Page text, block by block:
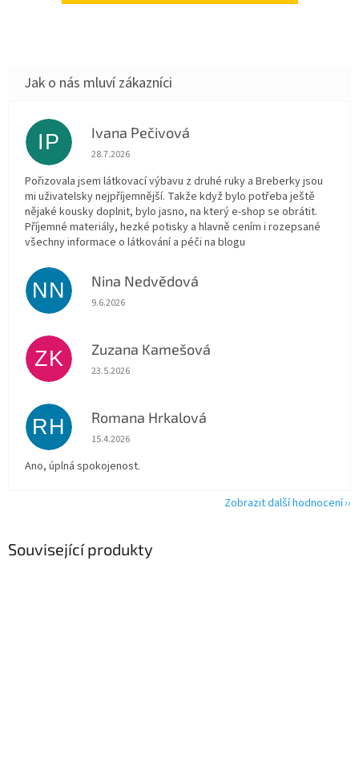
Související produkty
IP Ivana Pečivová
Hodnocení obchodu je 5 z 5 hvězdiček.
28.7.2026
Pořizovala jsem látkovací výbavu z druhé ruky a Breberky jsou
mi uživatelsky nejpříjemnější. Takže když bylo potřeba ještě
nějaké kousky doplnit, bylo jasno, na který e-shop se obrátit.
Příjemné materiály, hezké potisky a hlavně cením i rozepsané
všechny informace o látkování a péči na blogu
NN Nina Nedvědová
Hodnocení obchodu je 5 z 5 hvězdiček.
9.6.2026
ZK Zuzana Kamešová
Hodnocení obchodu je 5 z 5 hvězdiček.
23.5.2026
RH Romana Hrkalová
Hodnocení obchodu je 5 z 5 hvězdiček.
15.4.2026
Ano, úplná spokojenost.
Zobrazit další hodnocení